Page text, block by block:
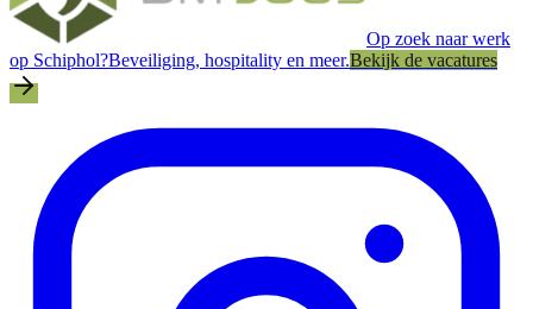
Op zoek naar werk
op Schiphol?Beveiliging, hospitality en meer.Bekijk de vacatures